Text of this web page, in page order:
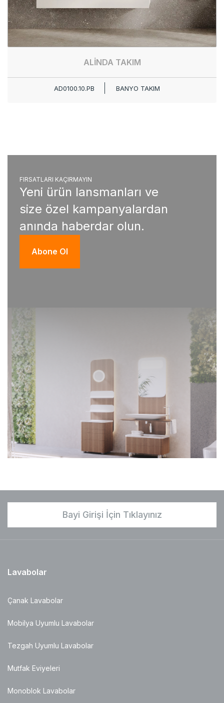
ALİNDA TAKIM
AD0100.10.PB BANYO TAKIM
FIRSATLARI KAÇIRMAYIN
Yeni ürün lansmanları ve
size özel kampanyalardan
anında haberdar olun.
Abone Ol
Bayi Girişi İçin Tıklayınız
Lavabolar
Çanak Lavabolar
Mobilya Uyumlu Lavabolar
Tezgah Uyumlu Lavabolar
Mutfak Eviyeleri
Monoblok Lavabolar